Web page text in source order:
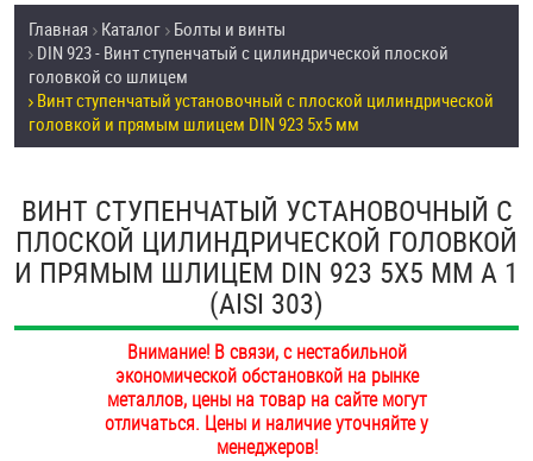
УСЛУГИ
СКИДКИ
ОПТ
ОПЛАТА И ДОСТАВКА
Товары со скидкой
Анкеры
Антивандальный крепёж, инструмент
Болты и винты
Втулки
Дюбели
Дюймовый крепёж
Главная Каталог Болты и винты
DIN 923 - Винт ступенчатый с цилиндрической плоской
головкой со шлицем
Винт ступенчатый установочный с плоской цилиндрической
головкой и прямым шлицем DIN 923 5х5 мм
ВИНТ СТУПЕНЧАТЫЙ УСТАНОВОЧНЫЙ С
ПЛОСКОЙ ЦИЛИНДРИЧЕСКОЙ ГОЛОВКОЙ
И ПРЯМЫМ ШЛИЦЕМ DIN 923 5Х5 ММ А 1
(AISI 303)
Внимание! В связи, с нестабильной
экономической обстановкой на рынке
металлов, цены на товар на сайте могут
отличаться. Цены и наличие уточняйте у
менеджеров!